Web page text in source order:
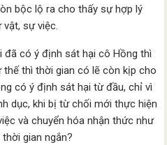
bộc lộ ra cho thấy sự hợp lý
vật, sự việc.
đã có ý định sát hại cô Hồng thì
thế thì thời gian có lẽ còn kịp cho
có ý định sát hại từ đầu, chỉ vì
dục, khi bị từ chối mới thực hiện
và chuyển hóa nhận thức như
gian ngắn?